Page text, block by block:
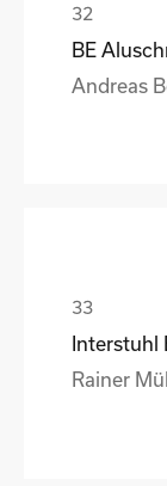
BE
Andreas
Interstuhl
Rainer